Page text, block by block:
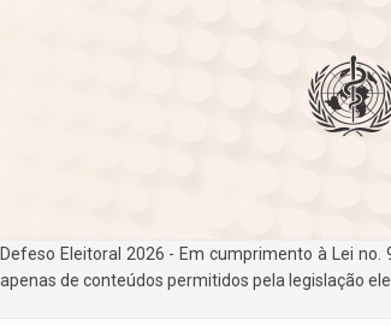
Defeso Eleitoral 2026 - Em cumprimento à Lei
apenas de conteúdos permitidos pela legislação